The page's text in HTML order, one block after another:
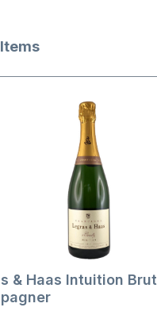
überspringen
& Haas Intuition Brut